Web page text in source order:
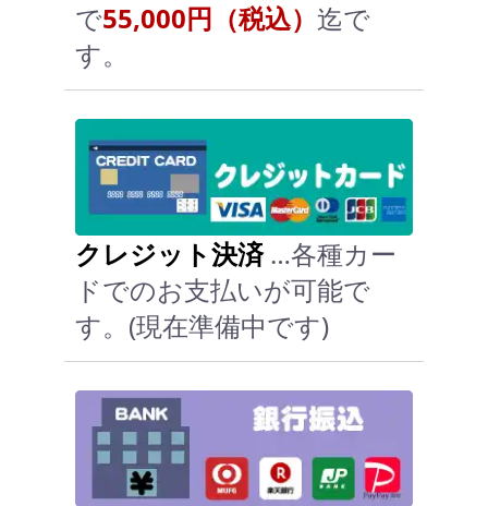
で55,000円（税込） 迄で
す。
クレジット決済…各種カー
ドでのお支払いが可能で
す。(現在準備中です)